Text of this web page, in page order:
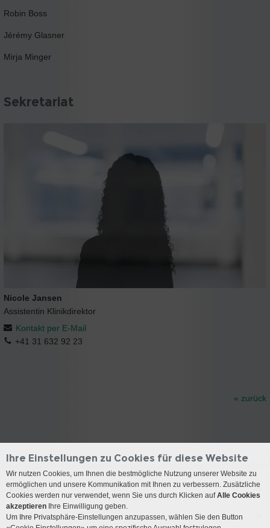
Robin Boss
Jérémy Glasner
Mirja Minger
Sekretariat
Nicole Jansen
Assistentin Klinikdirektor
Kontakt per E-Mail
+41 31 632 92 23
« zurück
Kontakt
Anreise
Ihre Einstellungen zu Cookies für diese Website
Wir nutzen Cookies, um Ihnen die bestmögliche Nutzung unserer Website zu
ermöglichen und unsere Kommunikation mit Ihnen zu verbessern. Zusätzliche
Cookies werden nur verwendet, wenn Sie uns durch Klicken aufAlle Cookies
akzeptieren Ihre Einwilligung geben.
Um Ihre Privatsphäre-Einstellungen anzupassen, wählen Sie den Button